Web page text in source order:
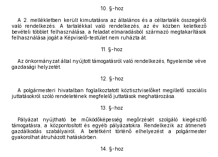
10. §-hoz
A 2. mellékletben került kimutatásra az általános és a céltartalék összegéről
való rendelkezés. A tartalékkal való rendelkezés, az év közben keletkező
bevételi többlet felhasználása, a feladat elmaradásból származó megtakarítások
felhasználása jogát a Képviselő-testület nem ruházta át.
11. §-hoz
Az önkormányzat által nyújtott támogatásról való rendelkezés, figyelembe véve
gazdasági helyzetét.
12. §-hoz
A polgármesteri hivatalban foglalkoztatott köztisztviselőket megillető szociális
juttatásokról szóló rendeletének megfelelő juttatások meghatározása.
13. §-hoz
Pályázat nyújtható be működőképesség megőrzését szolgáló kiegészítő
támogatásra, a központosított és egyéb pályázatokra. Rendelkezik az átmeneti
gazdálkodás szabályairól. A betétként történő elhelyezést a polgármester
gyakorolhat átruházott hatáskörben.
14. §-hoz